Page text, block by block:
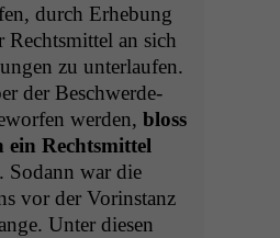
durch Erhe­bung
Rechtsmit­tel an sich
zu unter­laufen.
der Beschw­erde­
wer­den, bloss
ein Rechtsmit­tel
. Sodann war die
vor der Vorin­stanz
Unter diesen